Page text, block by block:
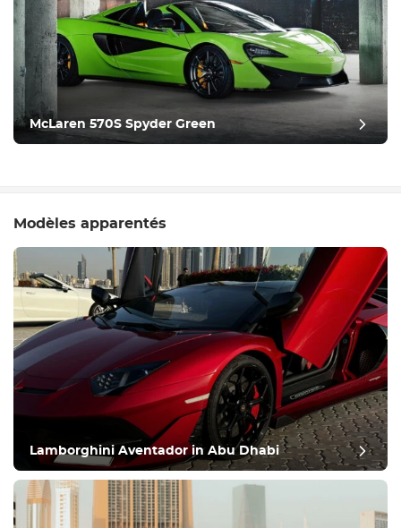
McLaren 570S Spyder Green
Modèles apparentés
Lamborghini Aventador in Abu Dhabi